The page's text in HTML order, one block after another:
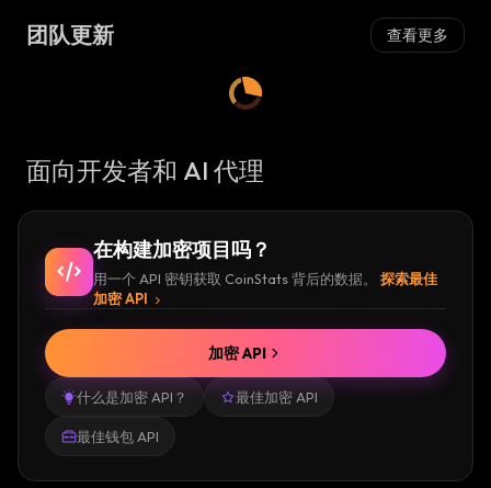
团队更新 查看更多
面向开发者和 AI 代理
在构建加密项目吗？
用一个 API 密钥获取 CoinStats 背后的数据。
探索最佳
加密 API
什么是加密 API？ 最佳加密 API
最佳钱包 API
加密 API